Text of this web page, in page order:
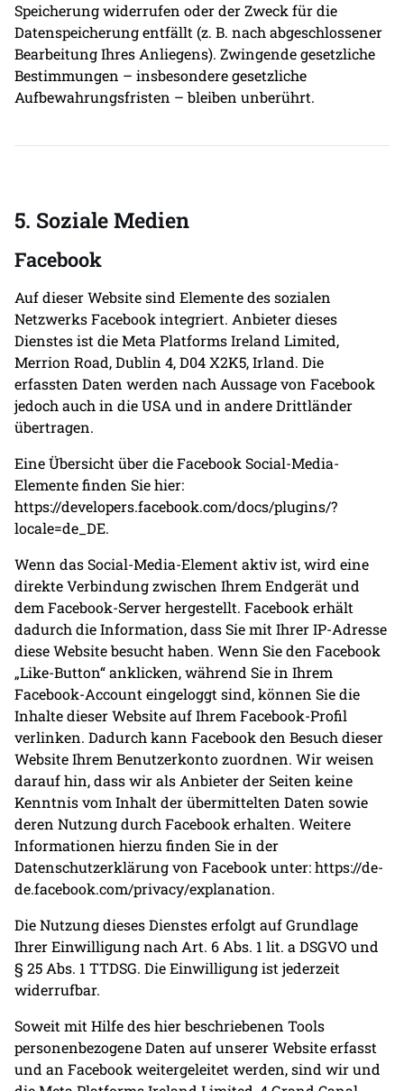
Speicherung widerrufen oder der Zweck für die
Datenspeicherung entfällt (z. B. nach abgeschlossener
Bearbeitung Ihres Anliegens). Zwingende gesetzliche
Bestimmungen – insbesondere gesetzliche
Aufbewahrungsfristen – bleiben unberührt.
5. Soziale Medien
Facebook
Auf dieser Website sind Elemente des sozialen
Netzwerks Facebook integriert. Anbieter dieses
Dienstes ist die Meta Platforms Ireland Limited,
Merrion Road, Dublin 4, D04 X2K5, Irland. Die
erfassten Daten werden nach Aussage von Facebook
jedoch auch in die USA und in andere Drittländer
übertragen.
Eine Übersicht über die Facebook Social-Media-
Elemente finden Sie hier:
https://developers.facebook.com/docs/plugins/?
locale=de_DE.
Wenn das Social-Media-Element aktiv ist, wird eine
direkte Verbindung zwischen Ihrem Endgerät und
dem Facebook-Server hergestellt. Facebook erhält
dadurch die Information, dass Sie mit Ihrer IP-Adresse
diese Website besucht haben. Wenn Sie den Facebook
„Like-Button“ anklicken, während Sie in Ihrem
Facebook-Account eingeloggt sind, können Sie die
Inhalte dieser Website auf Ihrem Facebook-Profil
verlinken. Dadurch kann Facebook den Besuch dieser
Website Ihrem Benutzerkonto zuordnen. Wir weisen
darauf hin, dass wir als Anbieter der Seiten keine
Kenntnis vom Inhalt der übermittelten Daten sowie
deren Nutzung durch Facebook erhalten. Weitere
Informationen hierzu finden Sie in der
Datenschutzerklärung von Facebook unter:https://de-
de.facebook.com/privacy/explanation.
Die Nutzung dieses Dienstes erfolgt auf Grundlage
Ihrer Einwilligung nach Art. 6 Abs. 1 lit. a DSGVO und
§ 25 Abs. 1 TTDSG. Die Einwilligung ist jederzeit
widerrufbar.
Soweit mit Hilfe des hier beschriebenen Tools
personenbezogene Daten auf unserer Website erfasst
und an Facebook weitergeleitet werden, sind wir und